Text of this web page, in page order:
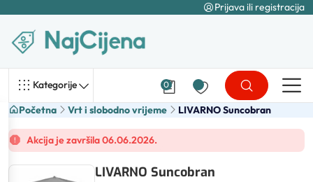
Prijava ili registracija
Kategorije 0
Početna Vrt i slobodno vrijeme LIVARNO Suncobran
Akcija je završila 06.06.2026.
LIVARNO Suncobran